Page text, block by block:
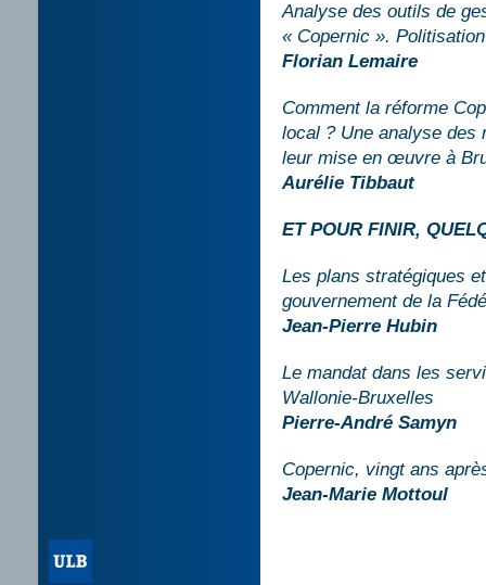
Analyse des outils de
« Copernic ».
Florian Lemaire
Comment la réforme
local ? Une analyse des
leur mise en œuvre à
Aurélie Tibbaut
ET POUR FINIR,
Les plans stratégiques
gouvernement de la
Jean-Pierre Hubin
Le mandat dans les
Wallonie-Bruxelles
Pierre-André Samyn
Copernic, vingt ans
Jean-Marie Mottoul